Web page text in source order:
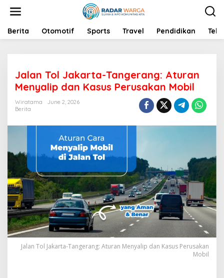
t
Berita Otomotif Sports Travel Pendidikan
Jalan Tol Jakarta-Tangerang: Aturan
Menyalip dan Kasus Perusakan Mobil
Wiratama
June 2, 2026
Berita
Jalan Tol Jakarta-Tangerang: Aturan Menyalip dan Kasus Perusakan
Mobil